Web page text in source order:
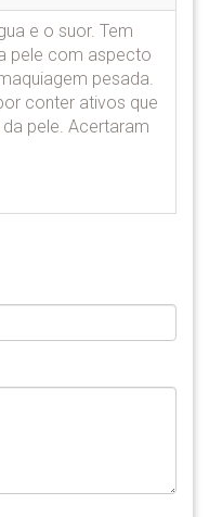
e o suor. Tem
pele com aspecto
pesada.
conter ativos que
pele. Acertaram